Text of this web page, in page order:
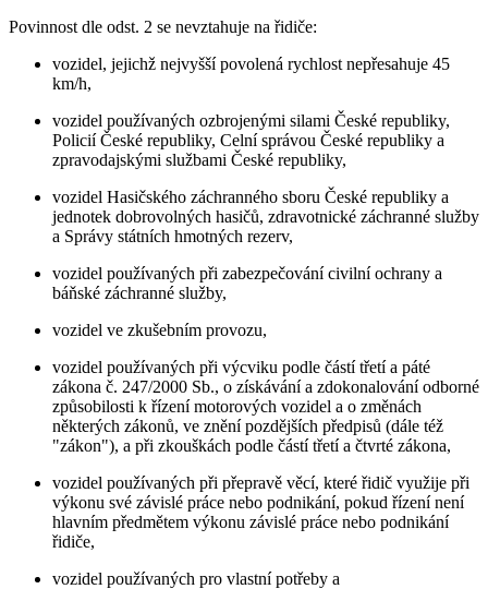
Povinnost dle odst. 2 se nevztahuje na řidiče:
vozidel, jejichž nejvyšší povolená rychlost nepřesahuje 45
km/h,
vozidel používaných ozbrojenými silami České republiky,
Policií České republiky, Celní správou České republiky a
zpravodajskými službami České republiky,
vozidel Hasičského záchranného sboru České republiky a
jednotek dobrovolných hasičů, zdravotnické záchranné služby
a Správy státních hmotných rezerv,
vozidel používaných při zabezpečování civilní ochrany a
báňské záchranné služby,
vozidel ve zkušebním provozu,
vozidel používaných při výcviku podle částí třetí a páté
zákona č. 247/2000 Sb., o získávání a zdokonalování odborné
způsobilosti k řízení motorových vozidel a o změnách
některých zákonů, ve znění pozdějších předpisů (dále též
"zákon"), a při zkouškách podle částí třetí a čtvrté zákona,
vozidel používaných při přepravě věcí, které řidič využije při
výkonu své závislé práce nebo podnikání, pokud řízení není
hlavním předmětem výkonu závislé práce nebo podnikání
řidiče,
vozidel používaných pro vlastní potřeby a